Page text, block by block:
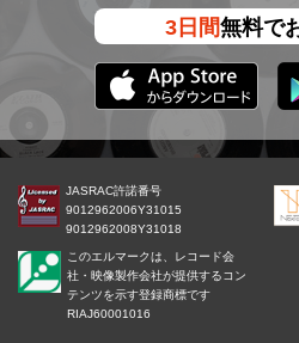
3日間無料で
JASRAC許諾番号
9012962006Y31015
9012962008Y31018
このエルマークは、レコード会
社・映像製作会社が提供するコン
テンツを示す登録商標です
RIAJ60001016